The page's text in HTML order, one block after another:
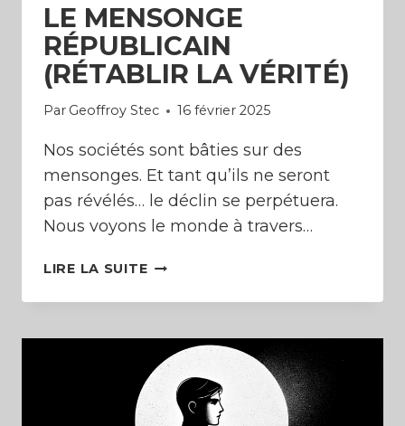
LE MENSONGE
RÉPUBLICAIN
(RÉTABLIR LA VÉRITÉ)
Par Geoffroy Stec 16 février 2025
Nos sociétés sont bâties sur des
mensonges. Et tant qu’ils ne seront
pas révélés… le déclin se perpétuera.
Nous voyons le monde à travers…
LIRE LA SUITELE
RÉPUBLICAIN
VÉRITÉ)